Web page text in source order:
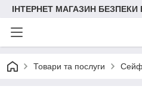
ІНТЕРНЕТ МАГАЗИН
Товари та послуги